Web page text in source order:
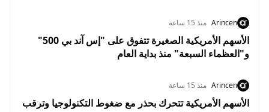
Arincen منذ 15 ساعة
الأسهم الأمريكية الصغيرة تتفوق على "إس آند بي 500"
و"العظماء السبعة" منذ بداية العام
Arincen منذ 15 ساعة
الأسهم الأمريكية تتحرك بحذر مع ضغوط التكنولوجيا وترقب